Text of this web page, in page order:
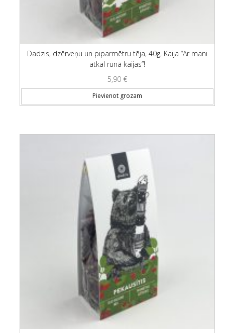
Dadzis, dzērveņu un piparmētru tēja, 40g, Kaija “Ar mani
atkal runā kaijas”!
5,90 €
Pievienot grozam